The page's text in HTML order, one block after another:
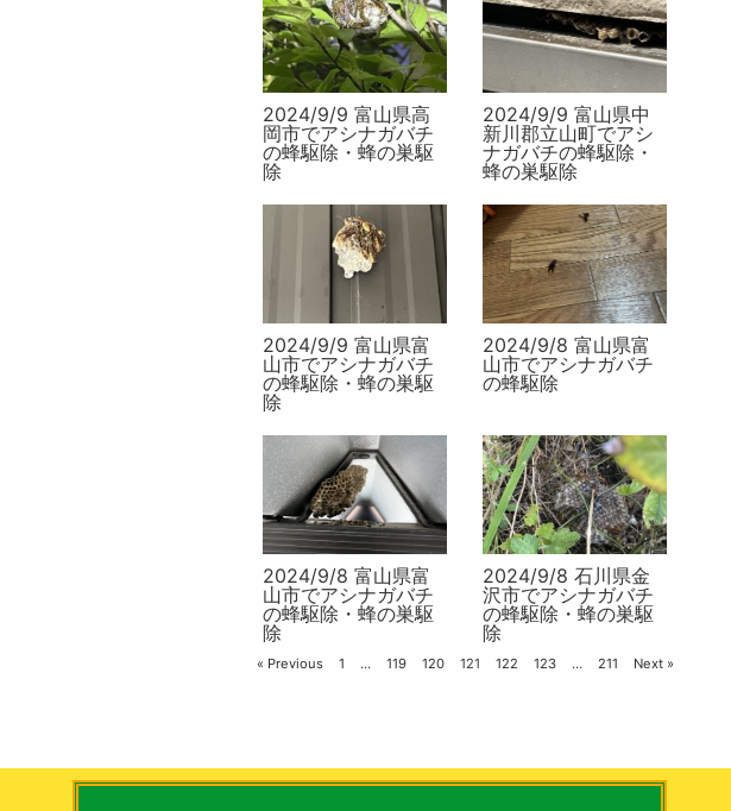
2024/9/9 富山県高
岡市でアシナガバチ
の蜂駆除・蜂の巣駆
除
2024/9/9 富山県中
新川郡立山町でアシ
ナガバチの蜂駆除・
蜂の巣駆除
2024/9/9 富山県富
山市でアシナガバチ
の蜂駆除・蜂の巣駆
除
2024/9/8 富山県富
山市でアシナガバチ
の蜂駆除
2024/9/8 富山県富
山市でアシナガバチ
の蜂駆除・蜂の巣駆
除
2024/9/8 石川県金
沢市でアシナガバチ
の蜂駆除・蜂の巣駆
除
« Previous 1 … 119 120 121 122 123 … 211 Next »